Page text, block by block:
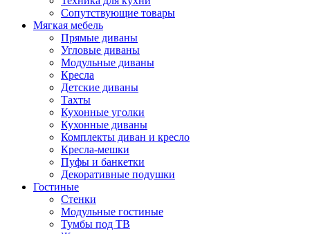
Сопутствующие товары
Мягкая мебель
Прямые диваны
Угловые диваны
Модульные диваны
Кресла
Детские диваны
Тахты
Кухонные уголки
Кухонные диваны
Комплекты диван и кресло
Кресла-мешки
Пуфы и банкетки
Декоративные подушки
Гостиные
Стенки
Модульные гостиные
Тумбы под ТВ